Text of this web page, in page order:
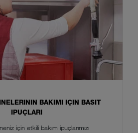
BAKIMI IÇIN BASIT
IPUÇLARI
için etkili bakım ipuçlarımızı